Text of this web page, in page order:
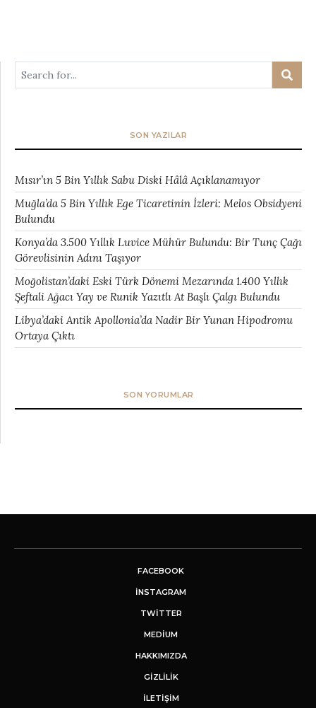
SON YAZILAR
Mısır’ın 5 Bin Yıllık Sabu Diski Hâlâ Açıklanamıyor
Muğla’da 5 Bin Yıllık Ege Ticaretinin İzleri: Melos Obsidyeni
Bulundu
Konya’da 3.500 Yıllık Luvice Mühür Bulundu: Bir Tunç Çağı
Görevlisinin Adını Taşıyor
Moğolistan’daki Eski Türk Dönemi Mezarında 1.400 Yıllık
Şeftali Ağacı Yay ve Runik Yazıtlı At Başlı Çalgı Bulundu
Libya’daki Antik Apollonia’da Nadir Bir Yunan Hipodromu
Ortaya Çıktı
SON YORUMLAR
FACEBOOK
INSTAGRAM
TWITTER
MEDIUM
HAKKIMIZDA
GİZLİLİK
İLETIŞIM